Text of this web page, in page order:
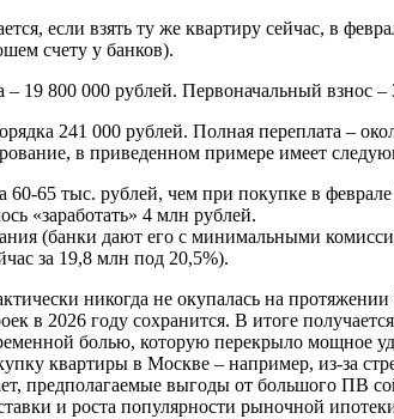
если взять ту же квартиру сейчас, в
счету у банков).
– 19 800 000 рублей. Первоначальный взнос
241 000 рублей. Полная переплата –
в приведенном примере имеет
65 тыс. рублей, чем при покупке в феврале
«заработать» 4 млн рублей.
(банки дают его с минимальными
за 19,8 млн под 20,5%).
никогда не окупалась на
в 2026 году сохранится. В итоге
болью, которую перекрыло мощное
квартиры в Москве – например, из-за
предполагаемые выгоды от большого ПВ
и роста популярности рыночной